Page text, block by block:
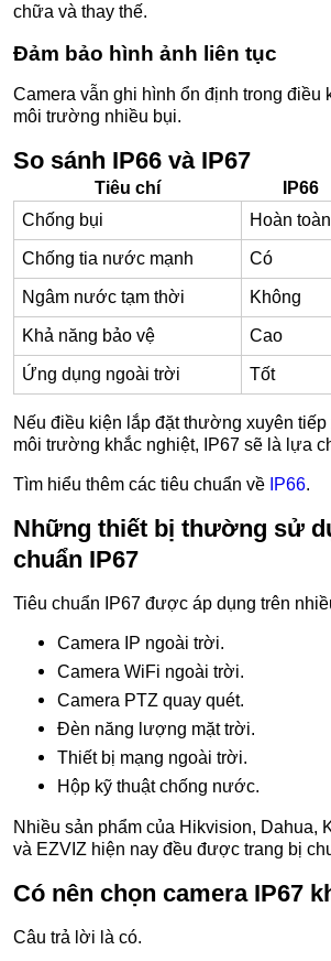
chữa và thay thế.
Đảm bảo hình ảnh liên tục
Camera vẫn ghi hình ổn định trong điều
môi trường nhiều bụi.
So sánh IP66 và IP67
Tiêu chí IP66
Chống bụi
Hoàn toàn
Chống tia nước mạnh Có
Ngâm nước tạm thời Không
Khả năng bảo vệ Cao
Ứng dụng ngoài trời Tốt
Nếu điều kiện lắp đặt thường xuyên
môi trường khắc nghiệt, IP67 sẽ là lựa
Tìm hiểu thêm các tiêu chuẩn về IP66.
Những thiết bị thường sử
chuẩn IP67
Tiêu chuẩn IP67 được áp dụng trên
Camera IP ngoài trời.
Camera WiFi ngoài trời.
Camera PTZ quay quét.
Đèn năng lượng mặt trời.
Thiết bị mạng ngoài trời.
Hộp kỹ thuật chống nước.
Nhiều sản phẩm của Hikvision, Dahua,
và EZVIZ hiện nay đều được trang bị
Có nên chọn camera IP67
Câu trả lời là có.